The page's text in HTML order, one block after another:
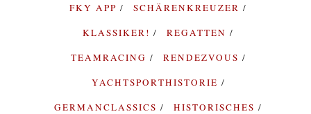
FKY APP
SCHÄRENKREUZER
KLASSIKER!
REGATTEN
TEAMRACING
RENDEZVOUS
YACHTSPORTHISTORIE
GERMANCLASSICS
HISTORISCHES